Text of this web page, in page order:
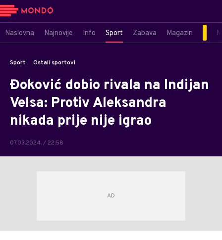
Naslovna Najnovije Info Sport Zabava Magazin
Sport Ostali sportovi
Đoković dobio rivala na Indijan
Velsa: Protiv Aleksandra
nikada prije nije igrao
07.03.2024. / 22:58